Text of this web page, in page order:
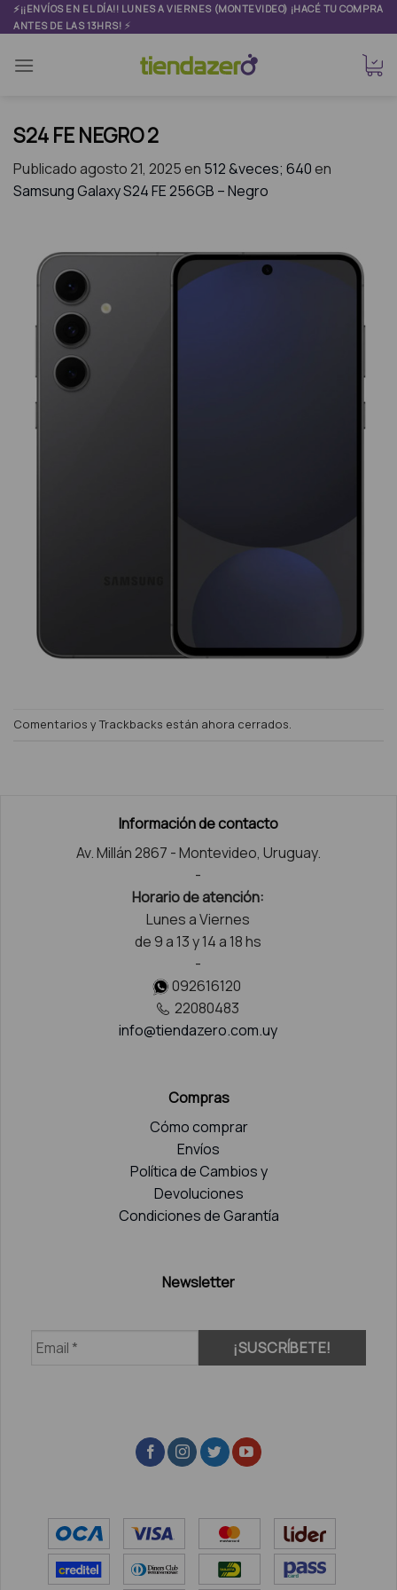
Skip
to
⚡¡¡ENVÍOS EN EL DÍA!! LUNES A VIERNES (MONTEVIDEO) ¡HACÉ TU COMPRA
ANTES DE LAS 13HRS! ⚡
S24 FE NEGRO 2
Publicadoagosto 21, 2025en 512 &veces; 640en
Samsung Galaxy S24 FE 256GB – Negro
Comentarios y Trackbacks están ahora cerrados.
Información de contacto
Av. Millán 2867 - Montevideo, Uruguay.
-
Horario de atención:
Lunes a Viernes
de 9 a 13 y 14 a 18 hs
-
092616120
22080483
info@tiendazero.com.uy
Compras
Cómo comprar
Envíos
Política de Cambios y
Devoluciones
Condiciones de Garantía
Newsletter